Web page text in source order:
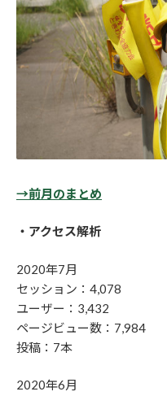
→前月のまとめ
・アクセス解析
2020年7月
セッション：4,078
ユーザー：3,432
ページビュー数：7,984
投稿：7本
2020年6月